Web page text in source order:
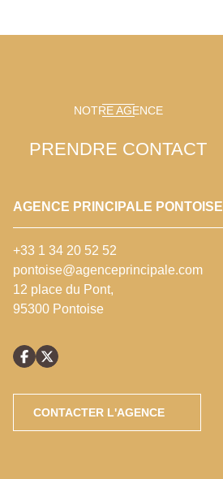
NOTRE AGENCE
PRENDRE CONTACT
AGENCE PRINCIPALE PONTOISE
+33 1 34 20 52 52
pontoise@agenceprincipale.com
12 place du Pont,
95300 Pontoise
CONTACTER L'AGENCE